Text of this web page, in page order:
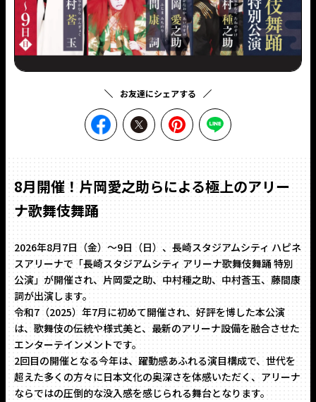
お友達にシェアする
facebookでシェア
Twitterでシェアピンタレストでシェ
8月開催！片岡愛之助らによる極上のアリー
ナ歌舞伎舞踊
2026年8月7日（金）～9日（日）、長崎スタジアムシティ ハピネ
スアリーナで「長崎スタジアムシティ アリーナ歌舞伎舞踊 特別
公演」が開催され、片岡愛之助、中村種之助、中村莟玉、藤間康
詞が出演します。
令和7（2025）年7月に初めて開催され、好評を博した本公演
は、歌舞伎の伝統や様式美と、最新のアリーナ設備を融合させた
エンターテインメントです。
2回目の開催となる今年は、躍動感あふれる演目構成で、世代を
超えた多くの方々に日本文化の奥深さを体感いただく、アリーナ
ならではの圧倒的な没入感を感じられる舞台となります。